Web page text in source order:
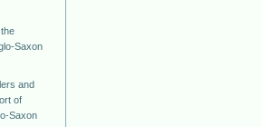
Saxon
and
of
Saxon